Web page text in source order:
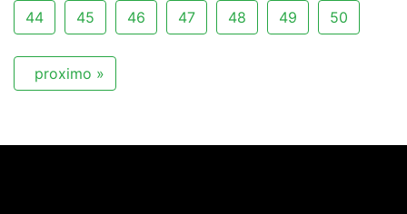
44 45 46 47 48 49 50
proximo »